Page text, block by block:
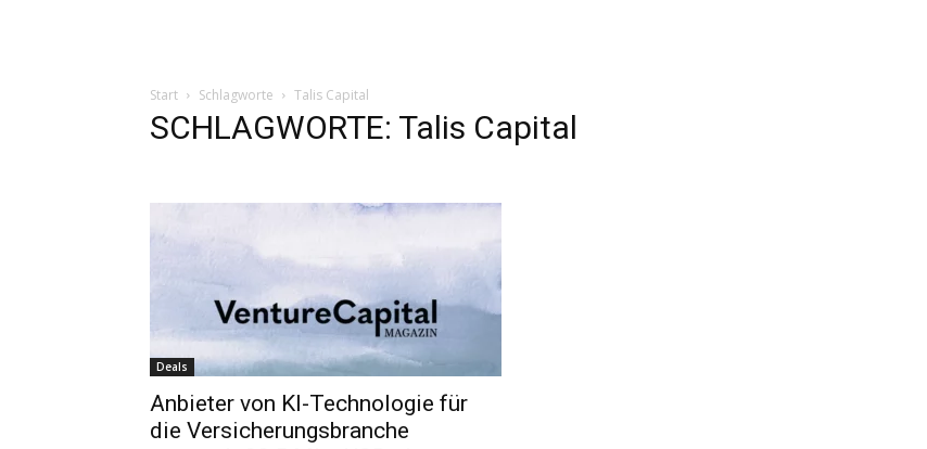
Start Schlagworte Talis Capital
SCHLAGWORTE: Talis Capital
Deals
Anbieter von KI-Technologie für
die Versicherungsbranche